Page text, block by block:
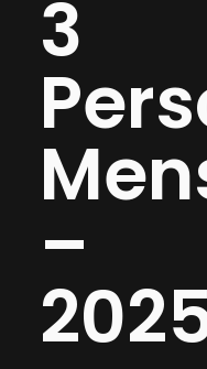
3
–